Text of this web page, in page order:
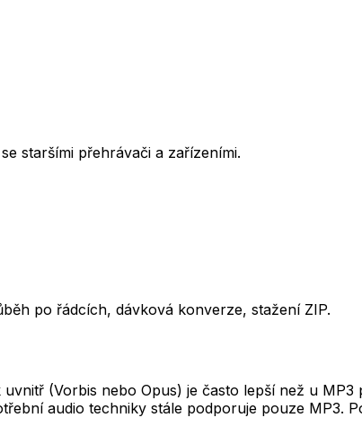
staršími přehrávači a zařízeními.
po řádcích, dávková konverze, stažení ZIP.
(Vorbis nebo Opus) je často lepší než u
audio techniky stále podporuje pouze MP3.